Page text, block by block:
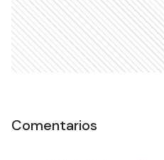
Comentarios